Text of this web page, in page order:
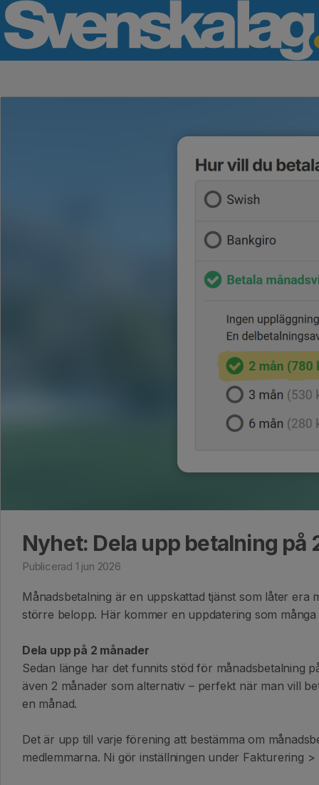
Nyhet: Dela upp betalning på
Publicerad 1 jun 2026
Månadsbetalning är en uppskattad tjänst som låter era
större belopp. Här kommer en uppdatering som
Dela upp på 2 månader
Sedan länge har det funnits stöd för månadsbetalning
även 2 månader som alternativ – perfekt när man vill
en månad.
Det är upp till varje förening att bestämma om
medlemmarna. Ni gör inställningen under Fakturering